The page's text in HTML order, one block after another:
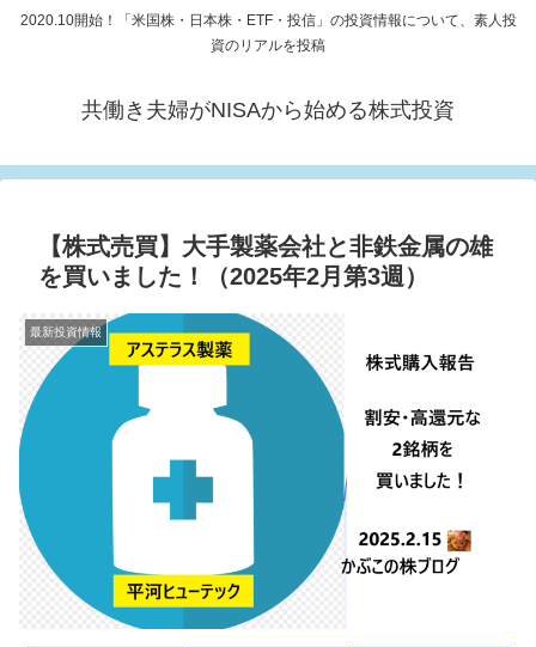
2020.10開始！「米国株・日本株・ETF・投信」の投資情報について、素人投
資のリアルを投稿
共働き夫婦がNISAから始める株式投資
【株式売買】大手製薬会社と非鉄金属の雄
を買いました！（2025年2月第3週）
最新投資情報